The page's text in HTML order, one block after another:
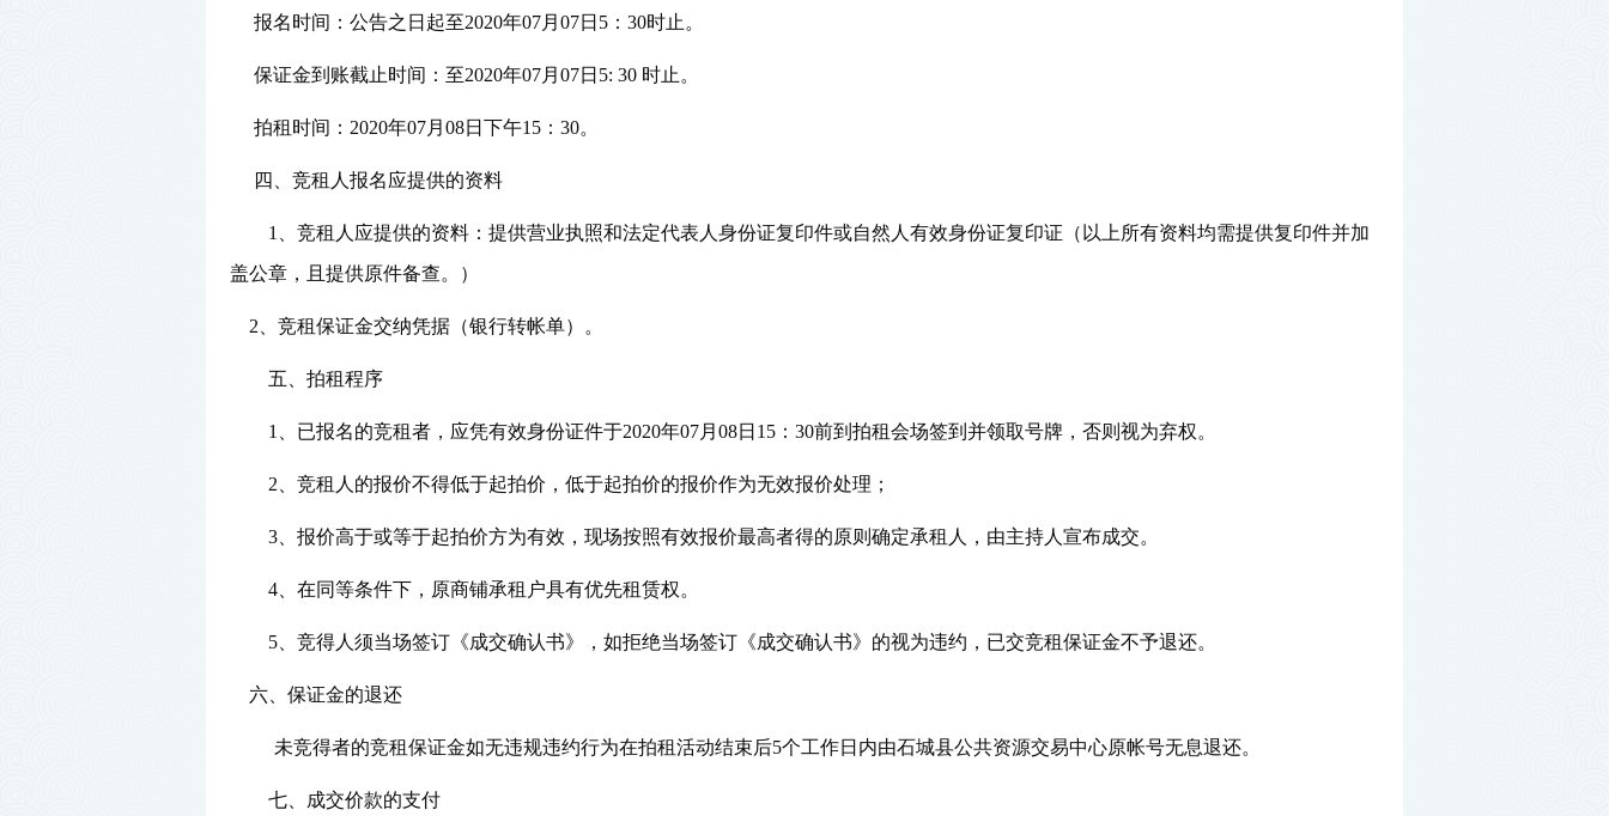
报名时间：公告之日起至2020年07月 07日 5： 30时止。
保证金到账截止时间：至2020年07月 07日 5: 30 时止。
拍租时间： 2020年07月 08日 下午15 ： 30。
四、竞租人报名应提供的资料
1、竞租人应提供的资料： 提供营业执照和法定代表人身份证复印件或自然人有效身份证复印证（ 以上所有资料均需提供复印件并加
盖公章，且提供原件备查。
）
2、竞租保证金交纳凭据（银行转帐单）。
五、拍租程序
1、已报名的竞租者，应凭有效身份证件于2020年07月 08日 15 ： 30前到拍租会场签到并领取号牌，否则视为弃权。
2、竞租人的报价不得低于起拍价，低于起拍价的报价作为无效报价处理；
3、 报价高于或等于起拍价方为有效， 现场按照有效报价最高者得的原则确定承租人， 由主持人宣布成交。
4、在同等条件下，原商铺承租户具有优先租赁权。
5、竞得人须当场签订《成交确认书》，如拒绝当场签订《成交确认书》 的视为违约，已交竞租保证金不予退还。
六、保证金的退还
未竞得者的竞租保证金如无违规违约行为在拍租活动结束后5个工作日内由石城县公共资源交易中心原帐号无息退还。
七、成交价款的支付